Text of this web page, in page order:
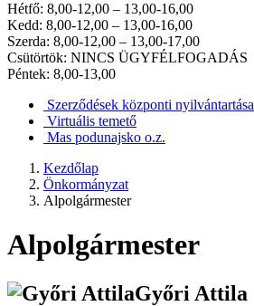
Hétfő: 8,00-12,00 – 13,00-16,00
Kedd: 8,00-12,00 – 13,00-16,00
Szerda: 8,00-12,00 – 13,00-17,00
Csütörtök: NINCS ÜGYFÉLFOGADÁS
Péntek: 8,00-13,00
Szerződések központi nyilvántartása
Virtuális temető
Mas podunajsko o.z.
Kezdőlap
Önkormányzat
Alpolgármester
Alpolgármester
Győri Attila